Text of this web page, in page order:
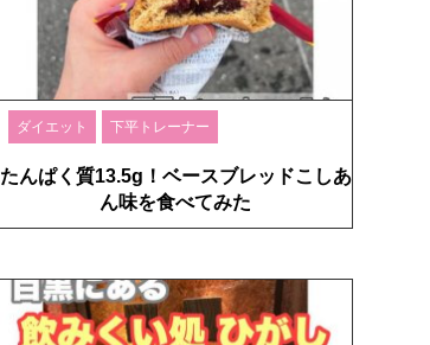
ダイエット 下平トレーナー
たんぱく質13.5g！ベースブレッドこしあ
ん味を食べてみた